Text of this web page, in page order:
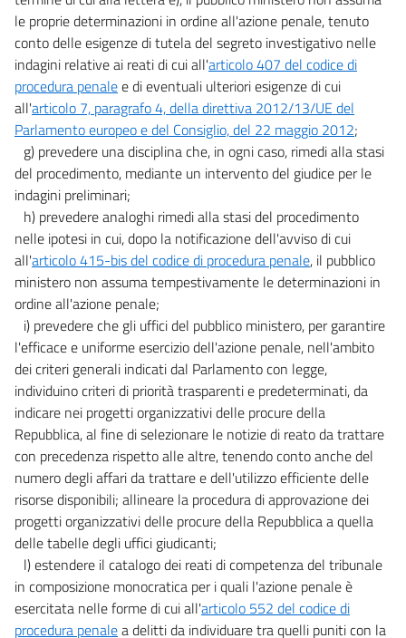
le proprie determinazioni in ordine all'azione penale, tenuto
conto delle esigenze di tutela del segreto investigativo nelle
indagini relative ai reati di cui all'articolo 407 del codice di
procedura penalee di eventuali ulteriori esigenze di cui
all'articolo 7, paragrafo 4, della direttiva 2012/13/UE del
Parlamento europeo e del Consiglio, del 22 maggio 2012;
g) prevedere una disciplina che, in ogni caso, rimedi alla stasi
del procedimento, mediante un intervento del giudice per le
indagini preliminari;
h) prevedere analoghi rimedi alla stasi del procedimento
nelle ipotesi in cui, dopo la notificazione dell'avviso di cui
all'articolo 415-bis del codice di procedura penale, il pubblico
ministero non assuma tempestivamente le determinazioni in
ordine all'azione penale;
i) prevedere che gli uffici del pubblico ministero, per garantire
l'efficace e uniforme esercizio dell'azione penale, nell'ambito
dei criteri generali indicati dal Parlamento con legge,
individuino criteri di priorità trasparenti e predeterminati, da
indicare nei progetti organizzativi delle procure della
Repubblica, al fine di selezionare le notizie di reato da trattare
con precedenza rispetto alle altre, tenendo conto anche del
numero degli affari da trattare e dell'utilizzo efficiente delle
risorse disponibili; allineare la procedura di approvazione dei
progetti organizzativi delle procure della Repubblica a quella
delle tabelle degli uffici giudicanti;
l) estendere il catalogo dei reati di competenza del tribunale
in composizione monocratica per i quali l'azione penale è
esercitata nelle forme di cui all'articolo 552 del codice di
procedura penalea delitti da individuare tra quelli puniti con la